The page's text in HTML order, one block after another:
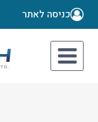
Skip
כניסה לאתר